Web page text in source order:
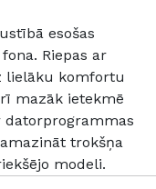
esošas
Riepas ar
lielāku komfortu
mazāk ietekmē
datorprogrammas
trokšņa
modeli.